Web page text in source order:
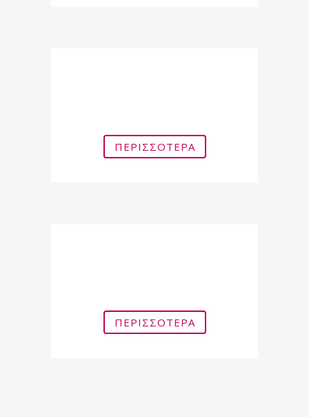
ΠΕΡΙΣΣΌΤΕΡΑ
ΠΕΡΙΣΣΌΤΕΡΑ